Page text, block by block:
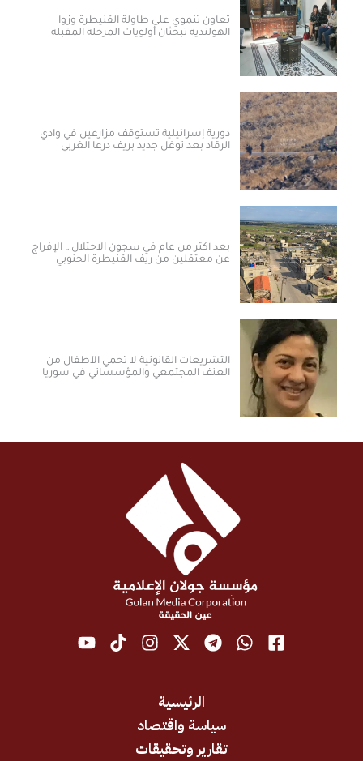
تعاون تنموي على طاولة القنيطرة وزوا
الهولندية تبحثان أولويات المرحلة المقبلة
دورية إسرائيلية تستوقف مزارعين في وادي
الرقاد بعد توغل جديد بريف درعا الغربي
بعد أكثر من عام في سجون الاحتلال… الإفراج
عن معتقلين من ريف القنيطرة الجنوبي
التشريعات القانونية لا تحمي الأطفال من
العنف المجتمعي والمؤسساتي في سوريا
سياسة واقتصاد
تقارير وتحقيقات